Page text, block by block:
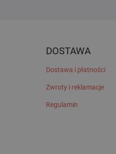
DOSTAWA
Dostawa i płatności
Zwroty i reklamacje
Regulamin